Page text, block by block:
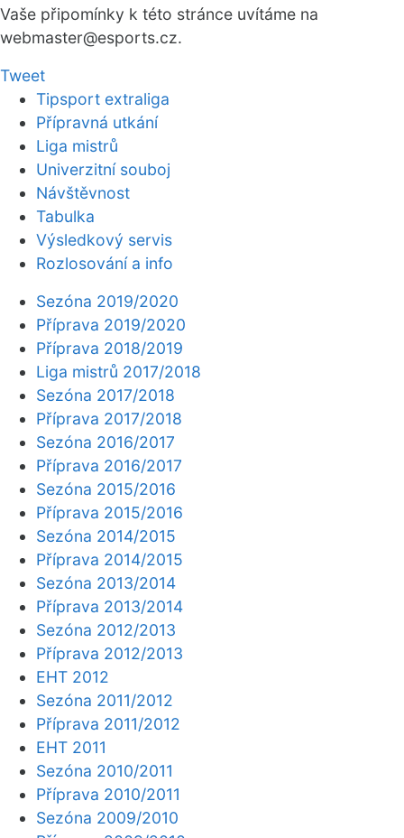
Vaše připomínky k této stránce uvítáme na
webmaster@esports.cz.
Tweet
Tipsport extraliga
Přípravná utkání
Liga mistrů
Univerzitní souboj
Návštěvnost
Tabulka
Výsledkový servis
Rozlosování a info
Sezóna 2019/2020
Příprava 2019/2020
Příprava 2018/2019
Liga mistrů 2017/2018
Sezóna 2017/2018
Příprava 2017/2018
Sezóna 2016/2017
Příprava 2016/2017
Sezóna 2015/2016
Příprava 2015/2016
Sezóna 2014/2015
Příprava 2014/2015
Sezóna 2013/2014
Příprava 2013/2014
Sezóna 2012/2013
Příprava 2012/2013
EHT 2012
Sezóna 2011/2012
Příprava 2011/2012
EHT 2011
Sezóna 2010/2011
Příprava 2010/2011
Sezóna 2009/2010